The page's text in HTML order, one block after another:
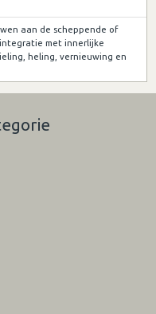
aan de scheppende of
met innerlijke
heling, vernieuwing en